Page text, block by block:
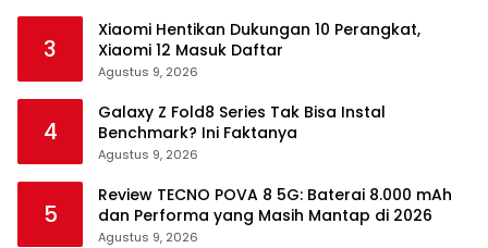
3
Xiaomi Hentikan Dukungan 10 Perangkat,
Xiaomi 12 Masuk Daftar
Agustus 9, 2026
4
Galaxy Z Fold8 Series Tak Bisa Instal
Benchmark? Ini Faktanya
Agustus 9, 2026
5
Review TECNO POVA 8 5G: Baterai 8.000 mAh
dan Performa yang Masih Mantap di 2026
Agustus 9, 2026